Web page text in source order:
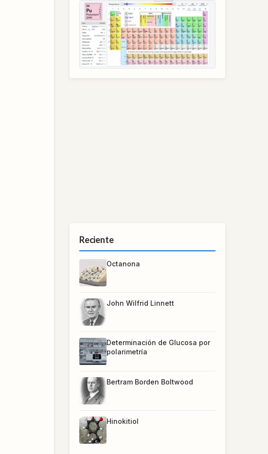
Reciente
Octanona
John Wilfrid Linnett
Determinación de Glucosa por
polarimetría
Bertram Borden Boltwood
Hinokitiol